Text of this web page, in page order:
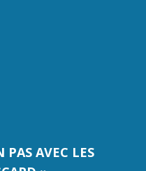
PAS AVEC LES